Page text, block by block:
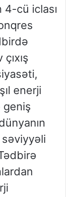
4-cü iclası
enerji
geniş